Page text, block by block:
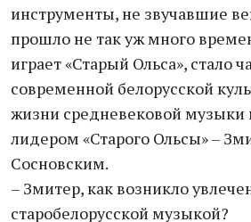
инструменты, не звучавшие
прошло не так уж много
играет «Старый Ольса», стало
современной белорусской
жизни средневековой музыки
лидером «Старого Ольсы» –
Сосновским.
– Змитер, как возникло
старобелорусской музыкой?